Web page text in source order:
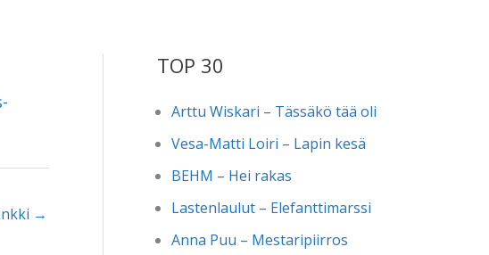
→
TOP 30
Arttu Wiskari – Tässäkö tää oli
Vesa-Matti Loiri – Lapin kesä
BEHM – Hei rakas
Lastenlaulut – Elefanttimarssi
Anna Puu – Mestaripiirros